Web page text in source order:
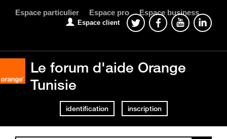
Espace particulier Espace pro Espace business
Espace client
Le forum d'aide Orange
Tunisie
identification inscription